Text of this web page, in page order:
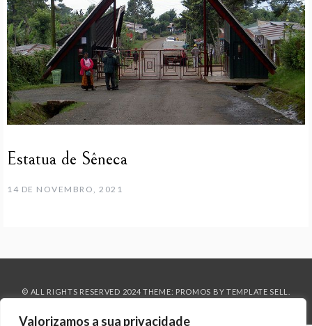
Valorizamos a sua privacidade
Estatua de Sêneca
14 DE NOVEMBRO, 2021
© ALL RIGHTS RESERVED 2024 THEME: PROMOS BY TEMPLATE SELL